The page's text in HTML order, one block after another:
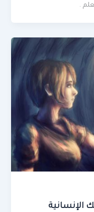
.
الإنسانية